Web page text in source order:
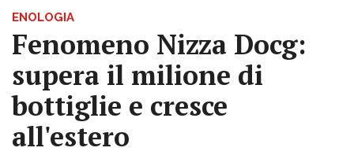
ENOLOGIA
Fenomeno Nizza Docg:
supera il milione di
bottiglie e cresce
all'estero